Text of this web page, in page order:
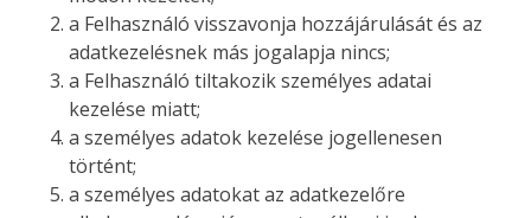
a Felhasználó visszavonja hozzájárulását és az
adatkezelésnek más jogalapja nincs;
a Felhasználó tiltakozik személyes adatai
kezelése miatt;
a személyes adatok kezelése jogellenesen
történt;
a személyes adatokat az adatkezelőre